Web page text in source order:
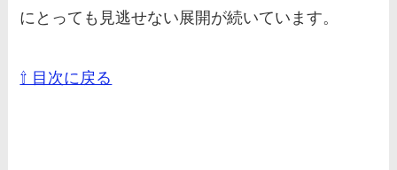
にとっても見逃せない展開が続いています。
⇧ 目次に戻る